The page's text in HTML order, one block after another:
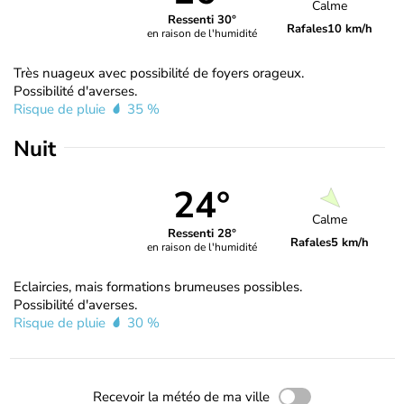
Ressenti 30°
en raison de l'humidité
Calme
Rafales10 km/h
Très nuageux avec possibilité de foyers orageux.
Possibilité d'averses.
Risque de pluie
35 %
Nuit
24°
Ressenti 28°
en raison de l'humidité
Calme
Rafales5 km/h
Eclaircies, mais formations brumeuses possibles.
Possibilité d'averses.
Risque de pluie
30 %
Recevoir la météo de ma ville